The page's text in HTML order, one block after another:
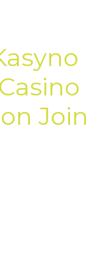
Join